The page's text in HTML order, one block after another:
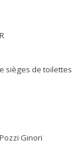
sièges de toilettes
Ginori